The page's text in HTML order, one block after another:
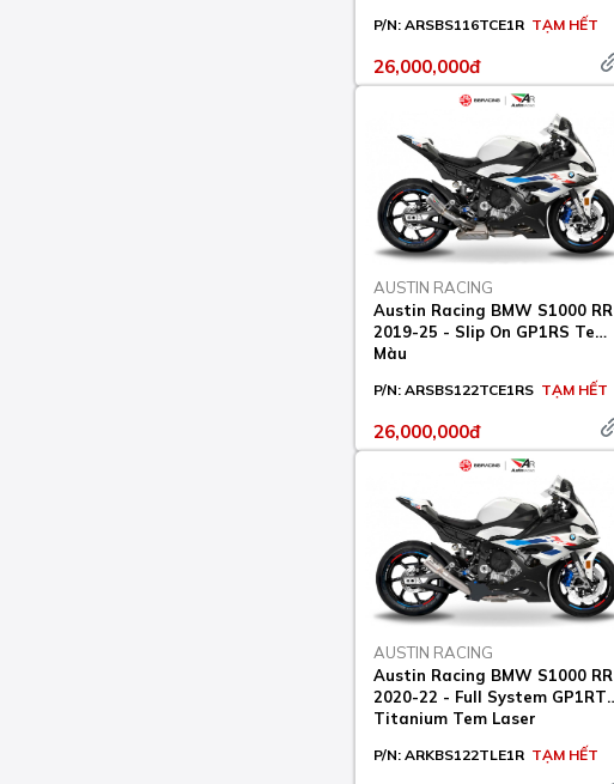
P/N: ARSBS116TCE1R TẠM HẾT
26,000,000đ
AUSTIN RACING
Austin Racing BMW S1000 RR
2019-25 - Slip On GP1RS Tem
Màu
P/N: ARSBS122TCE1RS TẠM HẾT
26,000,000đ
AUSTIN RACING
Austin Racing BMW S1000 RR
2020-22 - Full System GP1RT
Titanium Tem Laser
P/N: ARKBS122TLE1R TẠM HẾT